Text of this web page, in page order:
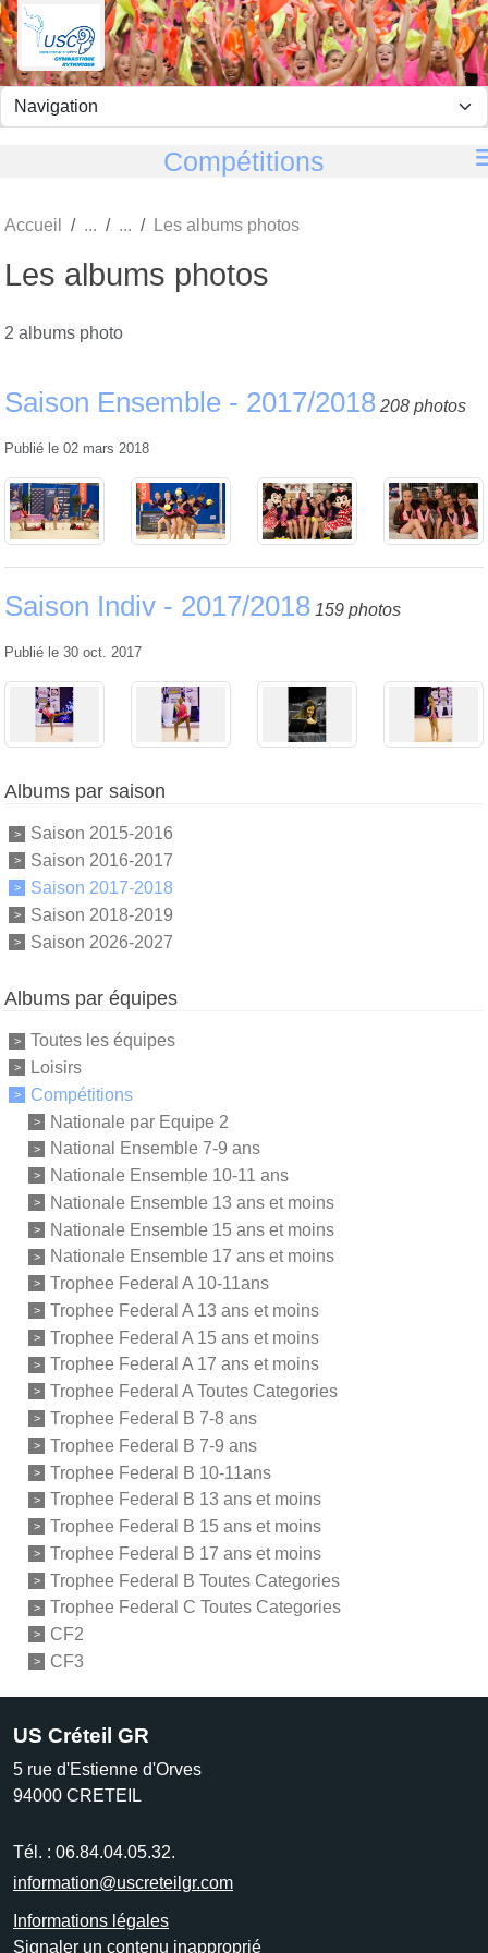
Compétitions
Accueil Les albums photos
Les albums photos
2 albums photo
Saison Ensemble - 2017/2018 208 photos
Publié le 02 mars 2018
Saison Indiv - 2017/2018 159 photos
Publié le 30 oct. 2017
Albums par saison
Saison 2015-2016
Saison 2016-2017
Saison 2017-2018
Saison 2018-2019
Saison 2026-2027
Albums par équipes
Toutes les équipes
Loisirs
Compétitions
Nationale par Equipe 2
National Ensemble 7-9 ans
Nationale Ensemble 10-11 ans
Nationale Ensemble 13 ans et moins
Nationale Ensemble 15 ans et moins
Nationale Ensemble 17 ans et moins
Trophee Federal A 10-11ans
Trophee Federal A 13 ans et moins
Trophee Federal A 15 ans et moins
Trophee Federal A 17 ans et moins
Trophee Federal A Toutes Categories
Trophee Federal B 7-8 ans
Trophee Federal B 7-9 ans
Trophee Federal B 10-11ans
Trophee Federal B 13 ans et moins
Trophee Federal B 15 ans et moins
Trophee Federal B 17 ans et moins
Trophee Federal B Toutes Categories
Trophee Federal C Toutes Categories
CF2
CF3
US Créteil GR
5 rue d'Estienne d'Orves
94000 CRETEIL
Tél. : 06.84.04.05.32.
information@uscreteilgr.com
Informations légales
Signaler un contenu inapproprié
Panneau de gestion des cookies